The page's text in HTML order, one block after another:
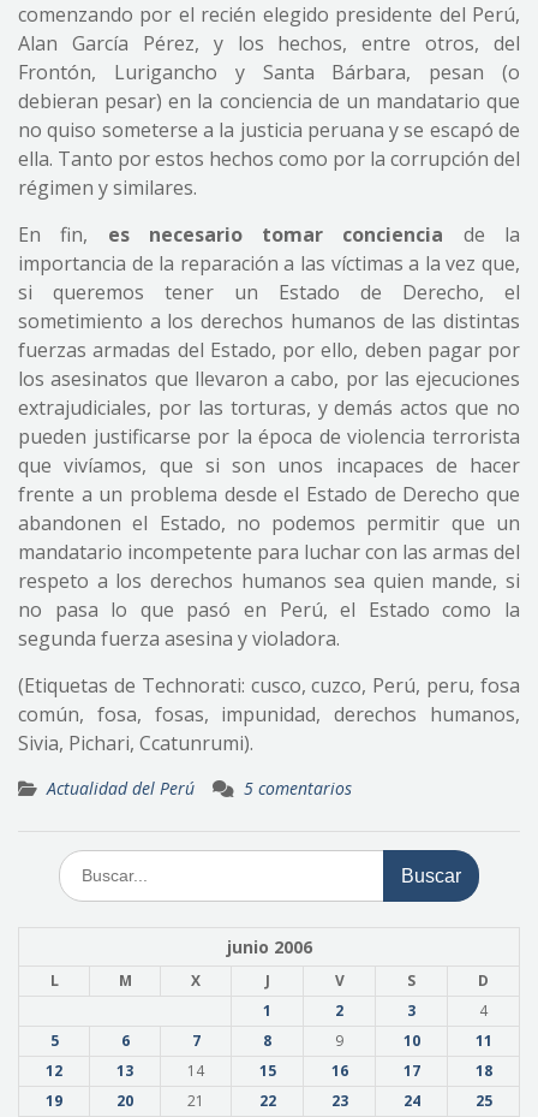
comenzando por el recién elegido presidente del Perú,
Alan García Pérez, y los hechos, entre otros, del
Frontón, Lurigancho y Santa Bárbara, pesan (o
debieran pesar) en la conciencia de un mandatario que
no quiso someterse a la justicia peruana y se escapó de
ella. Tanto por estos hechos como por la corrupción del
régimen y similares.
En fin, es necesario tomar conciencia de la
importancia de la reparación a las víctimas a la vez que,
si queremos tener un Estado de Derecho, el
sometimiento a los derechos humanos de las distintas
fuerzas armadas del Estado, por ello, deben pagar por
los asesinatos que llevaron a cabo, por las ejecuciones
extrajudiciales, por las torturas, y demás actos que no
pueden justificarse por la época de violencia terrorista
que vivíamos, que si son unos incapaces de hacer
frente a un problema desde el Estado de Derecho que
abandonen el Estado, no podemos permitir que un
mandatario incompetente para luchar con las armas del
respeto a los derechos humanos sea quien mande, si
no pasa lo que pasó en Perú, el Estado como la
segunda fuerza asesina y violadora.
(Etiquetas de Technorati: cusco, cuzco, Perú, peru, fosa
común, fosa, fosas, impunidad, derechos humanos,
Sivia, Pichari, Ccatunrumi).
Actualidad del Perú 5 comentarios
Buscar:
junio 2006
L M X J V S
D
1
2 3
4
5
6 7 8 9 10
11
12
13 14 15 16 17
18
19
20 21 22 23 24 25